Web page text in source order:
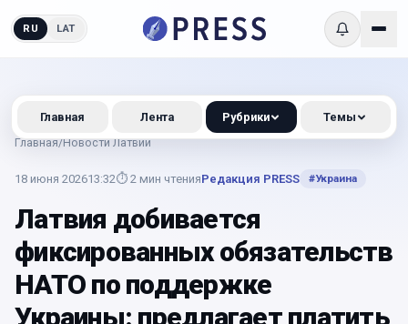
RU LAT
Главная/Новости Латвии
18 июня 202613:32⏱ 2 мин чтенияРедакция PRESS #Украина
Латвия добивается
фиксированных обязательств
НАТО по поддержке
Украины: предлагает платить
Главная Лента Рубрики Темы